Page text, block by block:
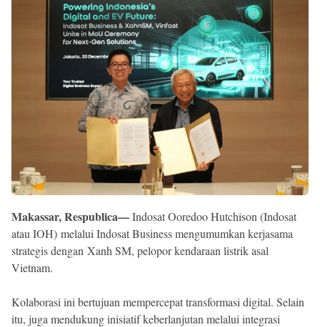
Makassar, Respublica—Indosat Ooredoo Hutchison (Indosat
atau IOH) melalui Indosat Business mengumumkan kerjasama
strategis dengan Xanh SM, pelopor kendaraan listrik asal
Vietnam.
Kolaborasi ini bertujuan mempercepat transformasi digital. Selain
itu, juga mendukung inisiatif keberlanjutan melalui integrasi